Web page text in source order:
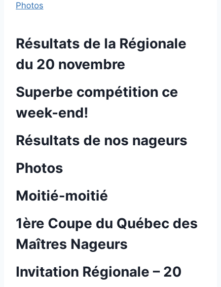
Photos
Résultats de la Régionale
du 20 novembre
Superbe compétition ce
week-end!
Résultats de nos nageurs
Photos
Moitié-moitié
1ère Coupe du Québec des
Maîtres Nageurs
Invitation Régionale – 20